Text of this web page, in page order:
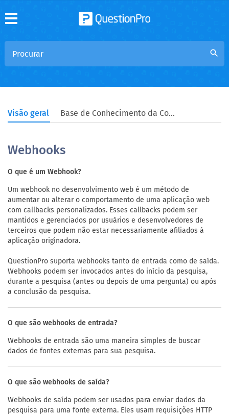
search
Visão geral Base de Conhecimento da Comunidade
Webhooks
O que é um Webhook?
Um webhook no desenvolvimento web é um método de
aumentar ou alterar o comportamento de uma aplicação web
com callbacks personalizados. Esses callbacks podem ser
mantidos e gerenciados por usuários e desenvolvedores de
terceiros que podem não estar necessariamente afiliados à
aplicação originadora.
QuestionPro suporta webhooks tanto de entrada como de saída.
Webhooks podem ser invocados antes do início da pesquisa,
durante a pesquisa (antes ou depois de uma pergunta) ou após
a conclusão da pesquisa.
O que são webhooks de entrada?
Webhooks de entrada são uma maneira simples de buscar
dados de fontes externas para sua pesquisa.
O que são webhooks de saída?
Webhooks de saída podem ser usados para enviar dados da
pesquisa para uma fonte externa. Eles usam requisições HTTP